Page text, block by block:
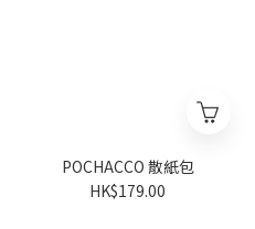
POCHACCO 散紙包
HK$179.00